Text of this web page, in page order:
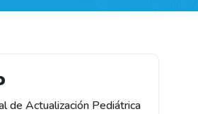
de Actualización Pediátrica